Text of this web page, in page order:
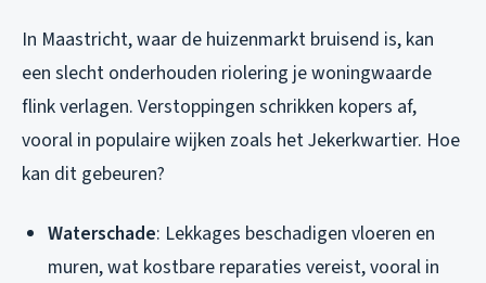
In Maastricht, waar de huizenmarkt bruisend is, kan
een slecht onderhouden riolering je woningwaarde
flink verlagen. Verstoppingen schrikken kopers af,
vooral in populaire wijken zoals het Jekerkwartier. Hoe
kan dit gebeuren?
Waterschade: Lekkages beschadigen vloeren en
muren, wat kostbare reparaties vereist, vooral in